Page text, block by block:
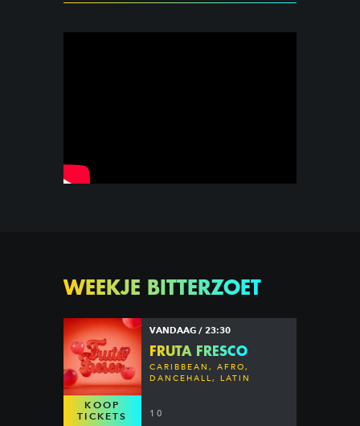
WEEKJE BITTERZOET
KOOP
TICKETS
VANDAAG / 23:30
FRUTA FRESCO
CARIBBEAN, AFRO,
DANCEHALL, LATIN
10